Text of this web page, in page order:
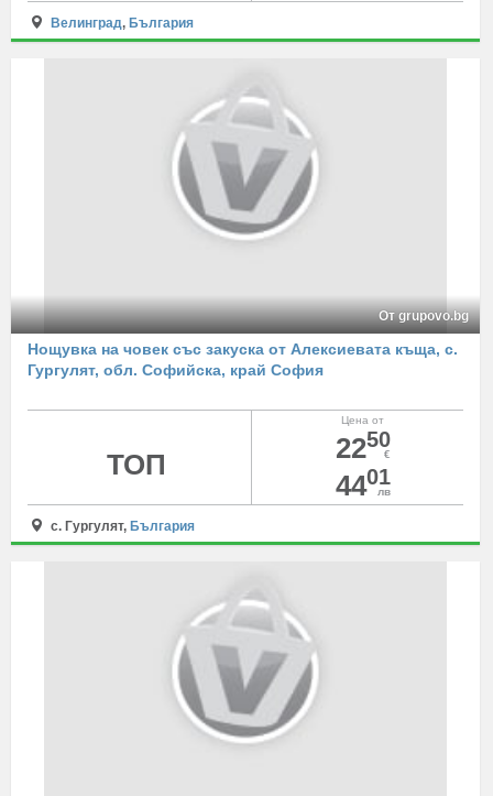
Велинград, България
От grupovo.bg
Нощувка на човек със закуска от Алексиевата къща, с.
Гургулят, обл. Софийска, край София
Цена от
2250
€
4401
лв
ТОП
с. Гургулят, България